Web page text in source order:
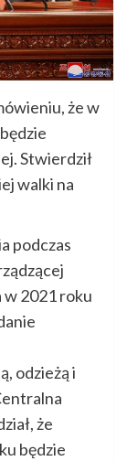
że w
Stwierdził
walki na
podczas
w 2021 roku
odzieżą i
że
będzie